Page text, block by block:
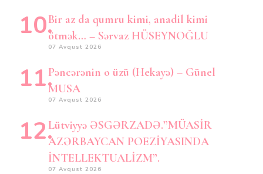
Bir az da qumru kimi, anadil kimi
ötmək… – Sərvaz HÜSEYNOĞLU
07 Avqust 2026
Pəncərənin o üzü (Hekayə) – Günel
MUSA
07 Avqust 2026
Lütviyyə ƏSGƏRZADƏ.”MÜASİR
AZƏRBAYCAN POEZİYASINDA
İNTELLEKTUALİZM”.
07 Avqust 2026